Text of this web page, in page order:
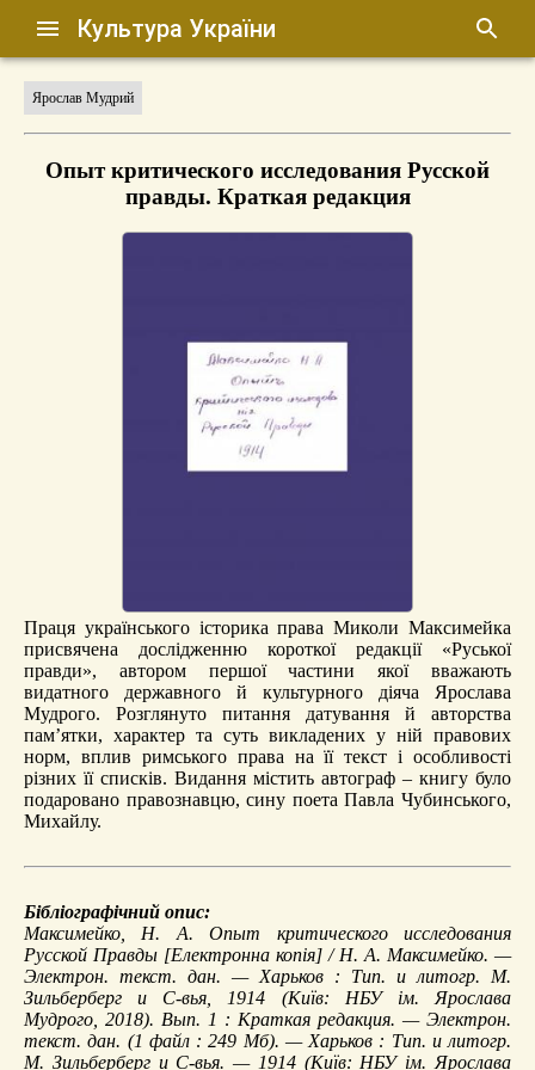
Культура України
Ярослав Мудрий
Опыт критического исследования Русской
правды. Краткая редакция
Праця українського історика права Миколи Максимейка
присвячена дослідженню короткої редакції «Руської
правди», автором першої частини якої вважають
видатного державного й культурного діяча Ярослава
Мудрого. Розглянуто питання датування й авторства
пам’ятки, характер та суть викладених у ній правових
норм, вплив римського права на її текст і особливості
різних її списків. Видання містить автограф – книгу було
подаровано правознавцю, сину поета Павла Чубинського,
Михайлу.
Бібліографічний опис:
Максимейко, Н. А.Опыт критического исследования
Русской Правды [Електронна копія] / Н. А. Максимейко. —
Электрон. текст. дан. — Харьков : Тип. и литогр. М.
Зильберберг и С-вья, 1914 (Київ: НБУ ім. Ярослава
Мудрого, 2018). Вып. 1 : Краткая редакция. — Электрон.
текст. дан. (1 файл : 249 Мб). — Харьков : Тип. и литогр.
М. Зильберберг и С-вья. — 1914 (Київ: НБУ ім. Ярослава